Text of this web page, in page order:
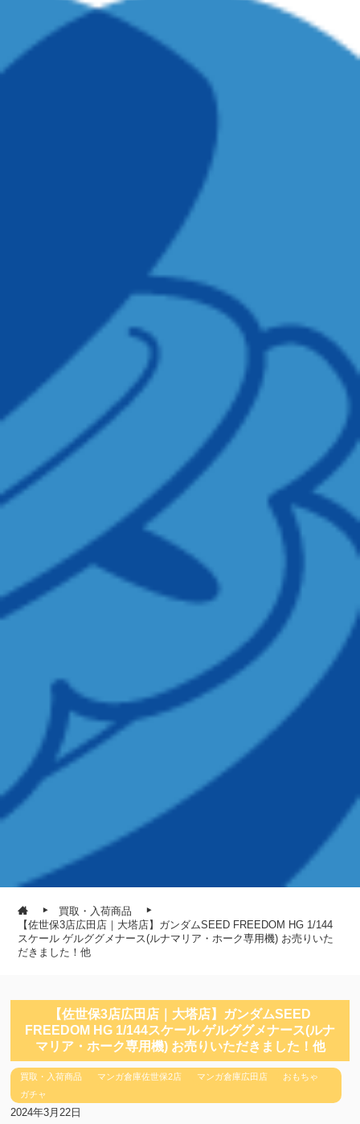
買取・入荷商品
【佐世保3店広田店｜大塔店】ガンダムSEED FREEDOM HG 1/144
スケール ゲルググメナース(ルナマリア・ホーク専用機) お売りいた
だきました！他
【佐世保3店広田店｜大塔店】ガンダムSEED
FREEDOM HG 1/144スケール ゲルググメナース(ルナ
マリア・ホーク専用機) お売りいただきました！他
買取・入荷商品 マンガ倉庫佐世保2店 マンガ倉庫広田店
おもちゃ
ガチャ
2024年3月22日